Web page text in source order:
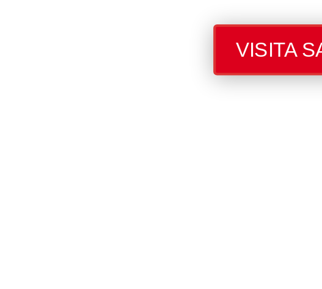
VISITA